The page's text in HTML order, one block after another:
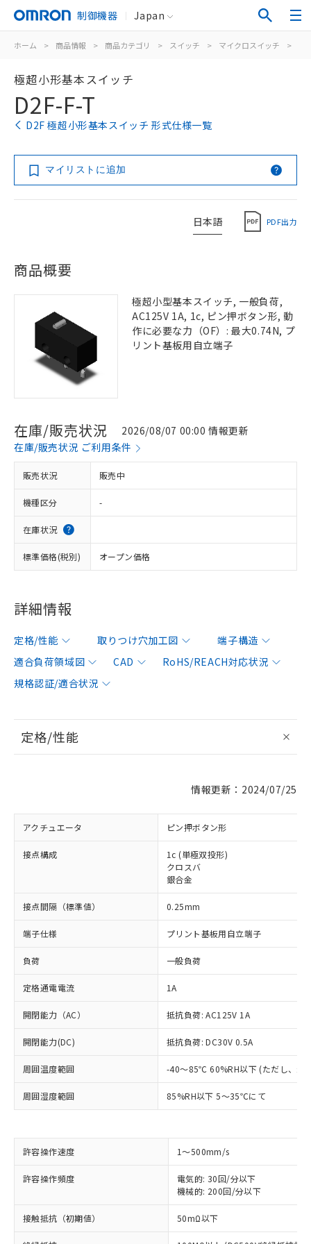
制御機器 Japan
ホーム > 商品情報 > 商品カテゴリ > スイッチ > マイクロスイッチ >
極超小形基本スイッチ
D2F-F-T
D2F 極超小形基本スイッチ 形式仕様一覧
マイリストに追加
日本語 PDF出力
商品概要
極超小型基本スイッチ, 一般負荷,
AC125V 1A, 1c, ピン押ボタン形, 動
作に必要な力（OF）: 最大0.74N, プ
リント基板用自立端子
在庫/販売状況
2026/08/07 00:00 情報更新
在庫/販売状況 ご利用条件
販売状況 販売中
機種区分 -
在庫状況
標準価格(税別) オープン価格
詳細情報
定格/性能 取りつけ穴加工図
端子構造
適合負荷領域図
CAD
RoHS/REACH対応状況
規格認証/適合状況
定格/性能
情報更新：2024/07/25
アクチュエータ ピン押ボタン形
接点構成
1c (単極双投形)
クロスバ
銀合金
接点間隔（標準値） 0.25mm
端子仕様 プリント基板用自立端子
負荷 一般負荷
定格通電電流 1A
開閉能力（AC） 抵抗負荷: AC125V 1A
開閉能力(DC) 抵抗負荷: DC30V 0.5A
周囲温度範囲 -40～85℃ 60%RH以下 (ただし、氷
周囲湿度範囲 85%RH以下 5～35℃にて
許容操作速度 1～500mm/s
許容操作頻度
電気的: 30回/分以下
機械的: 200回/分以下
接触抵抗（初期値） 50mΩ以下
対応済み：EU RoHS指令（10物質）の
非含有に対応した製品が提供可能な商品で
す。